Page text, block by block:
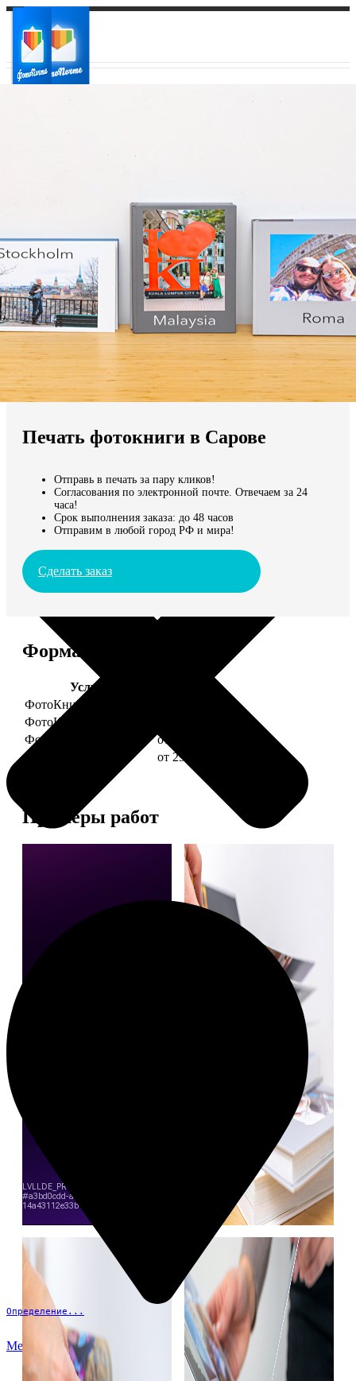
Мы доставляем по всему миру
Продолжить без города
Определение...
Меню
Печать фотокниги в Сарове
Отправь в печать за пару кликов!
Согласования по электронной почте. Отвечаем за 24
часа!
Срок выполнения заказа: до 48 часов
Отправим в любой город РФ и мира!
Сделать заказ
Форматы и цены
Услуга
ФотоКниги "Премиум"
ФотоКниги "Слим"
ФотоКниги "Лайт"
от 2990
ФотоКниги "Софт"
от 2990
Примеры работ